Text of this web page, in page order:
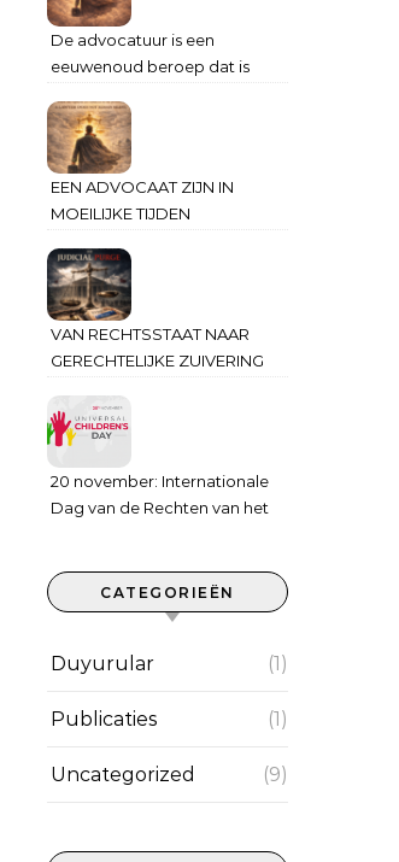
De advocatuur is een
eeuwenoud beroep dat is
wonden van de mensheid te
helen
EEN ADVOCAAT ZIJN IN
MOEILIJKE TIJDEN
VAN RECHTSSTAAT NAAR
GERECHTELIJKE ZUIVERING
20 november: Internationale
Dag van de Rechten van het
CATEGORIEËN
Duyurular (1)
Publicaties (1)
Uncategorized (9)